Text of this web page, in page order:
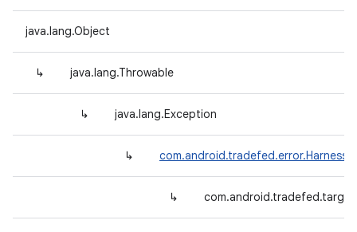
java.lang.Object
↳ java.lang.Throwable
↳ java.lang.Exception
↳
↳